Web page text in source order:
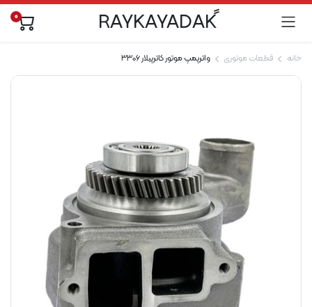
ًRAYKAYADAK 0
خانه قطعات موتوری واترپمپ موتور کاترپیلار 3306